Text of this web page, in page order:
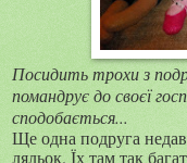
Посидить трохи з
помандрує до своєї
сподобається...
Ще одна подруга
ляльок. Їх там так